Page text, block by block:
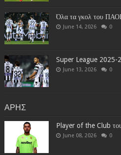
Όλα τα γκολ του
June 14, 2026 0
Super League
June 13, 2026 0
ΑΡΗΣ
Player of the Club
June 08, 2026 0